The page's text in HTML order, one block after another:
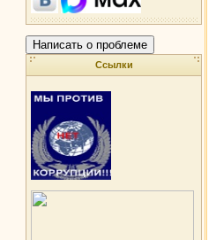
Написать о проблеме
Ссылки